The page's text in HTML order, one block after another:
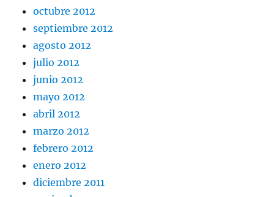
octubre 2012
septiembre 2012
agosto 2012
julio 2012
junio 2012
mayo 2012
abril 2012
marzo 2012
febrero 2012
enero 2012
diciembre 2011